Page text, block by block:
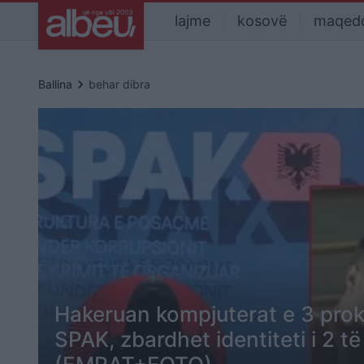
lajme kosovë
Ballina keyboard_arrow_right behar dibra
Hakeruan kompjuterat e 3
SPAK, zbardhet identiteti i 2